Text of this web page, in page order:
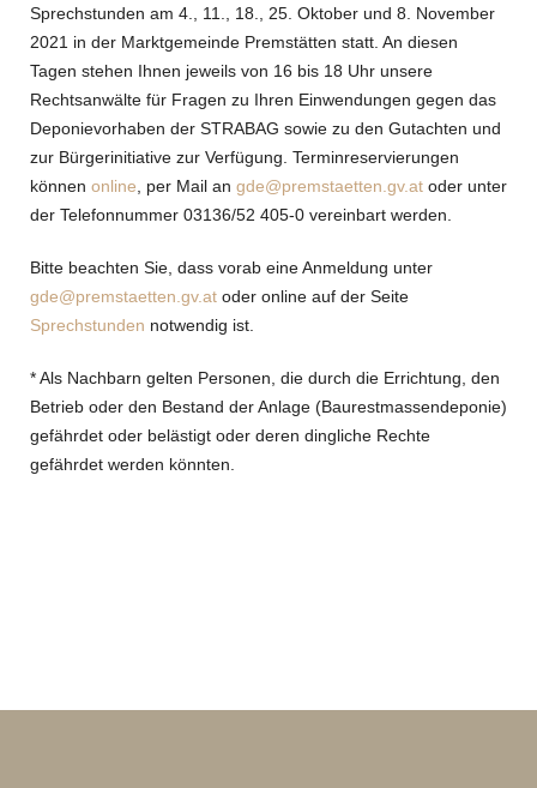
Sprechstunden am 4., 11., 18., 25. Oktober und 8. November
2021 in der Marktgemeinde Premstätten statt. An diesen
Tagen stehen Ihnen jeweils von 16 bis 18 Uhr unsere
Rechtsanwälte für Fragen zu Ihren Einwendungen gegen das
Deponievorhaben der STRABAG sowie zu den Gutachten und
zur Bürgerinitiative zur Verfügung. Terminreservierungen
können online , per Mail an gde@premstaetten.gv.at oder unter
der Telefonnummer 03136/52 405-0 vereinbart werden.
Bitte beachten Sie, dass vorab eine Anmeldung unter
gde@premstaetten.gv.at oder online auf der Seite
Sprechstunden notwendig ist.
* Als Nachbarn gelten Personen, die durch die Errichtung, den
Betrieb oder den Bestand der Anlage (Baurestmassendeponie)
gefährdet oder belästigt oder deren dingliche Rechte
gefährdet werden könnten.